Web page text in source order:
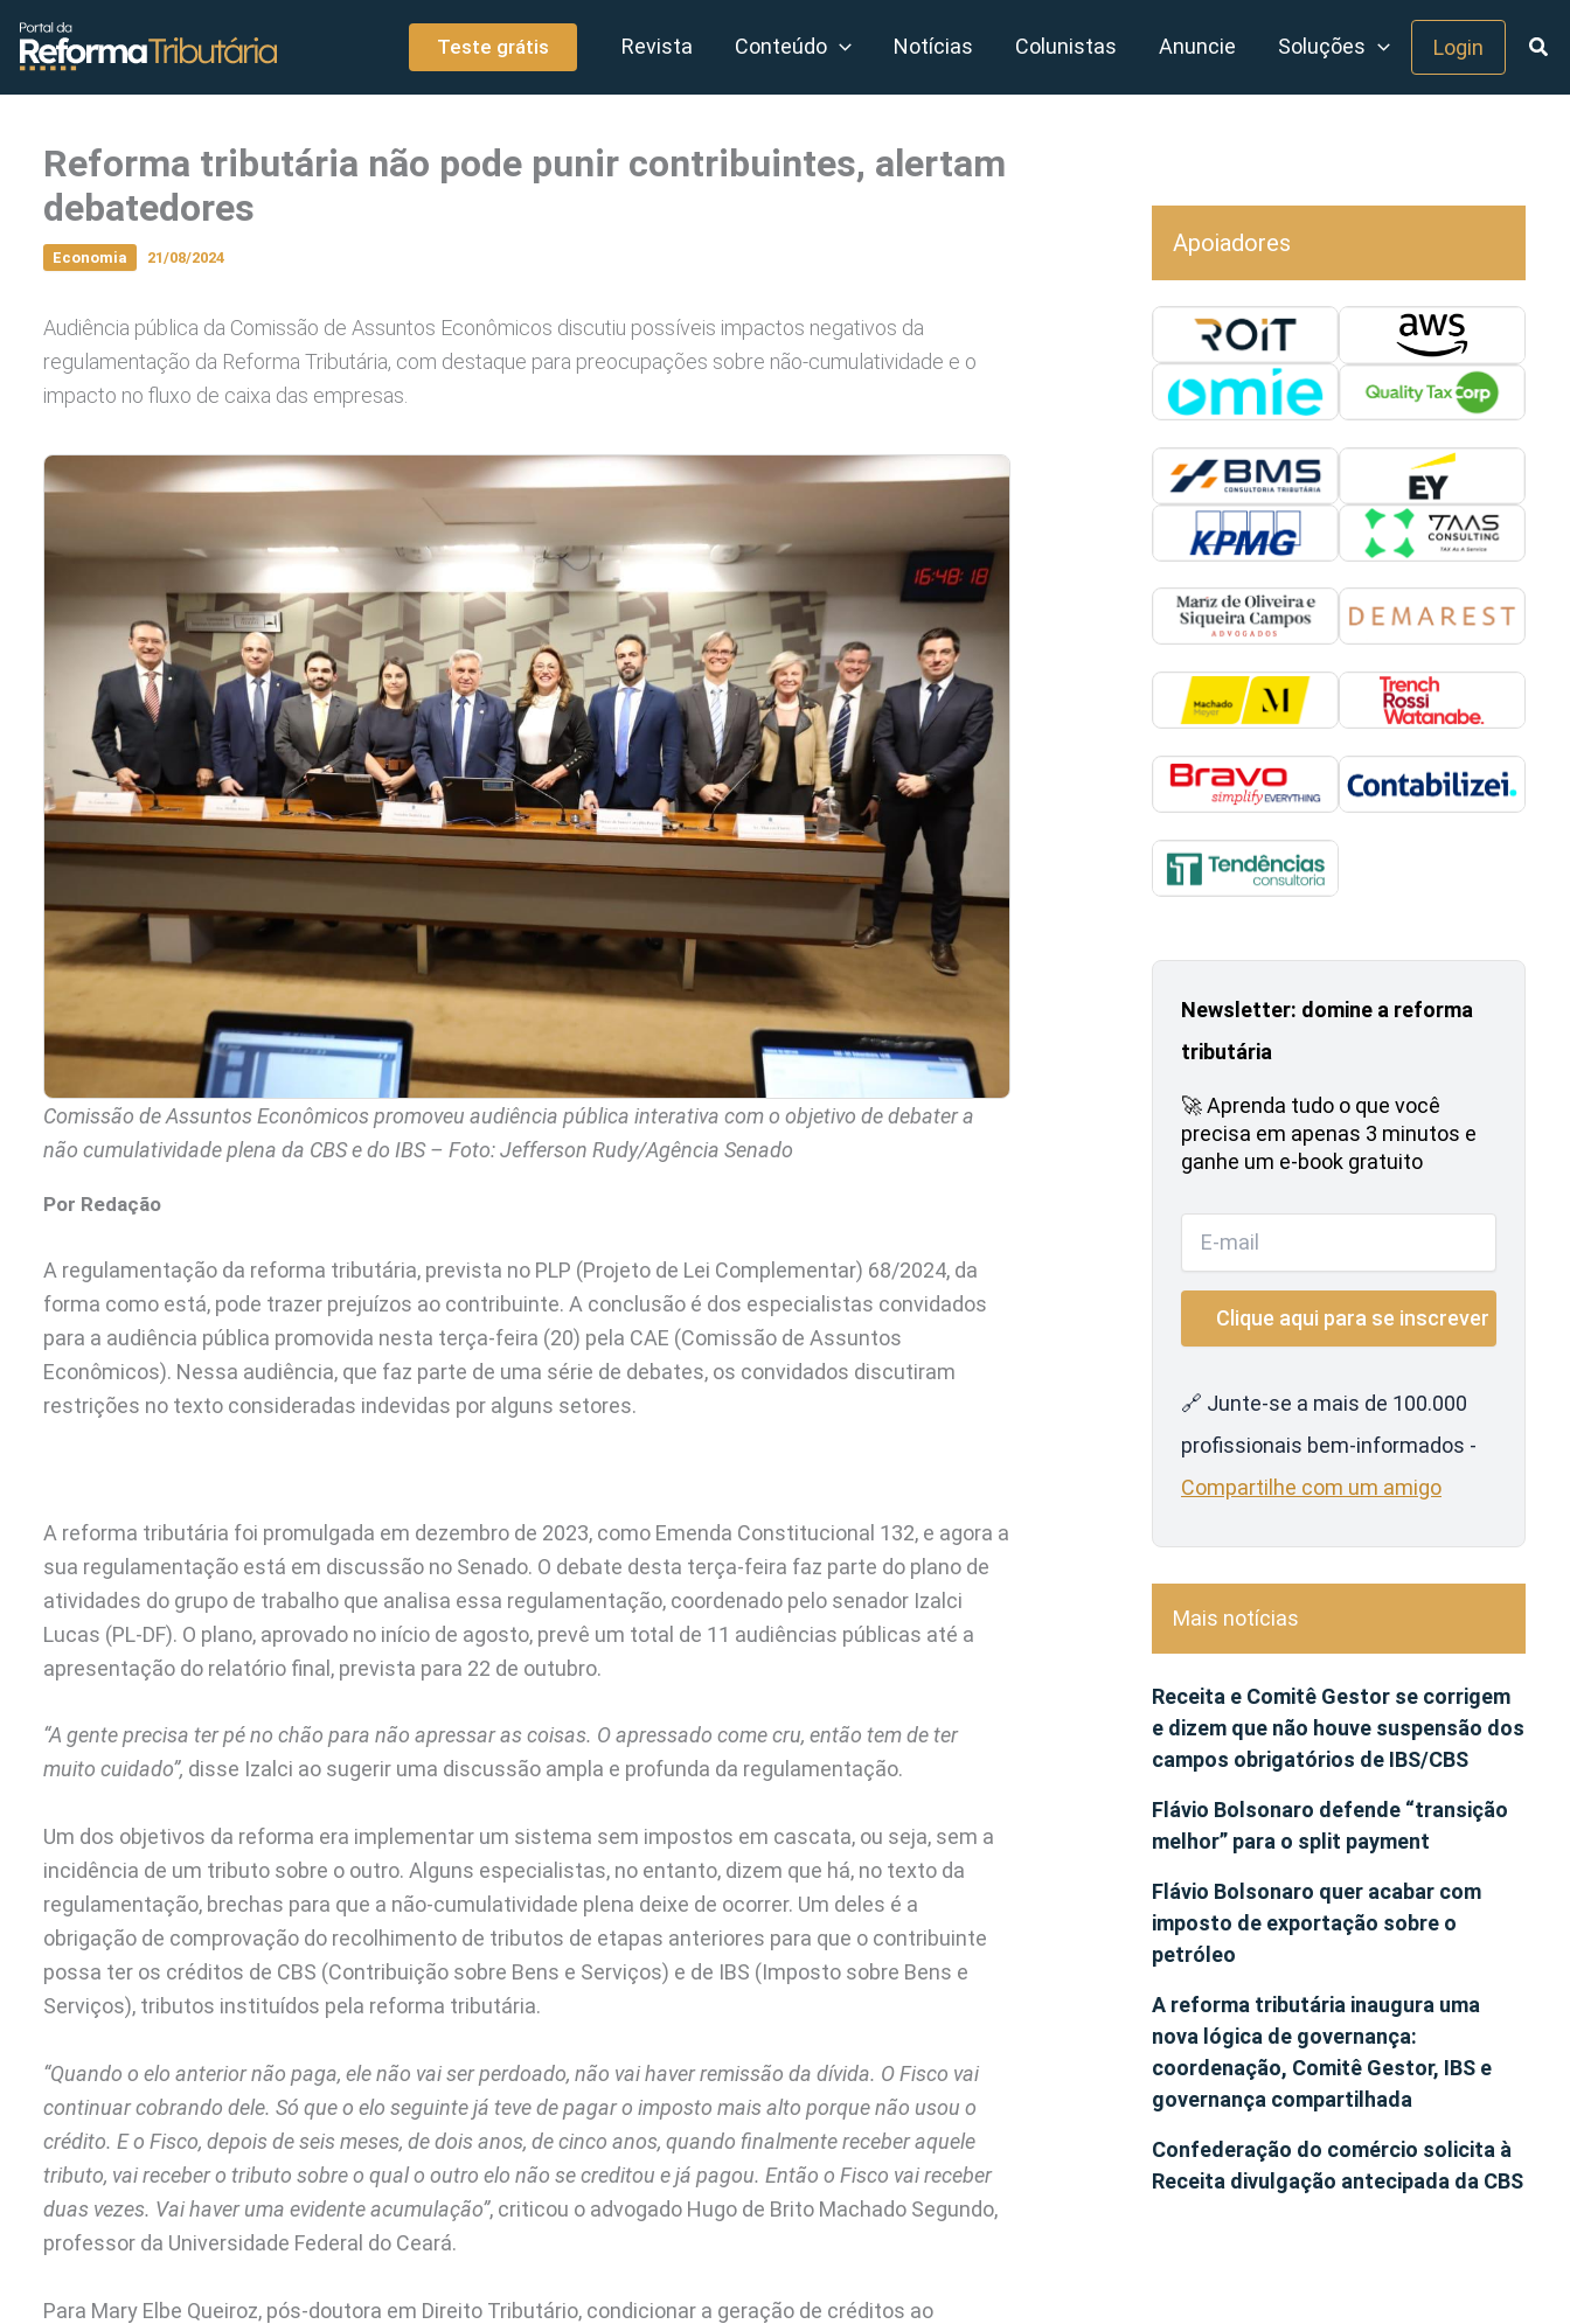
conteúdo
Teste grátis Revista Conteúdo Notícias Colunistas Anuncie Soluções Login
Reforma tributária não pode punir contribuintes, alertam
debatedores
Economia 21/08/2024
Audiência pública da Comissão de Assuntos Econômicos discutiu possíveis impactos negativos da
regulamentação da Reforma Tributária, com destaque para preocupações sobre não-cumulatividade e o
impacto no fluxo de caixa das empresas.
Comissão de Assuntos Econômicos promoveu audiência pública interativa com o objetivo de debater a
não cumulatividade plena da CBS e do IBS – Foto: Jefferson Rudy/Agência Senado
Por Redação
A regulamentação da reforma tributária, prevista no PLP (Projeto de Lei Complementar) 68/2024, da
forma como está, pode trazer prejuízos ao contribuinte. A conclusão é dos especialistas convidados
para a audiência pública promovida nesta terça-feira (20) pela CAE (Comissão de Assuntos
Econômicos). Nessa audiência, que faz parte de uma série de debates, os convidados discutiram
restrições no texto consideradas indevidas por alguns setores.
A reforma tributária foi promulgada em dezembro de 2023, como Emenda Constitucional 132, e agora a
sua regulamentação está em discussão no Senado. O debate desta terça-feira faz parte do plano de
atividades do grupo de trabalho que analisa essa regulamentação, coordenado pelo senador Izalci
Lucas (PL-DF). O plano, aprovado no início de agosto, prevê um total de 11 audiências públicas até a
apresentação do relatório final, prevista para 22 de outubro.
“A gente precisa ter pé no chão para não apressar as coisas. O apressado come cru, então tem de ter
muito cuidado”, disse Izalci ao sugerir uma discussão ampla e profunda da regulamentação.
Um dos objetivos da reforma era implementar um sistema sem impostos em cascata, ou seja, sem a
incidência de um tributo sobre o outro. Alguns especialistas, no entanto, dizem que há, no texto da
regulamentação, brechas para que a não-cumulatividade plena deixe de ocorrer. Um deles é a
obrigação de comprovação do recolhimento de tributos de etapas anteriores para que o contribuinte
possa ter os créditos de CBS (Contribuição sobre Bens e Serviços) e de IBS (Imposto sobre Bens e
Serviços), tributos instituídos pela reforma tributária.
“Quando o elo anterior não paga, ele não vai ser perdoado, não vai haver remissão da dívida. O Fisco vai
continuar cobrando dele. Só que o elo seguinte já teve de pagar o imposto mais alto porque não usou o
crédito. E o Fisco, depois de seis meses, de dois anos, de cinco anos, quando finalmente receber aquele
tributo, vai receber o tributo sobre o qual o outro elo não se creditou e já pagou. Então o Fisco vai receber
duas vezes. Vai haver uma evidente acumulação”, criticou o advogado Hugo de Brito Machado Segundo,
professor da Universidade Federal do Ceará.
Para Mary Elbe Queiroz, pós-doutora em Direito Tributário, condicionar a geração de créditos ao
Apoiadores
Newsletter: domine a reforma
tributária
🚀 Aprenda tudo o que você
precisa em apenas 3 minutos e
ganhe um e-book gratuito
🔗 Junte-se a mais de 100.000
profissionais bem-informados -
Compartilhe com um amigo
Mais notícias
Receita e Comitê Gestor se corrigem
e dizem que não houve suspensão dos
campos obrigatórios de IBS/CBS
Flávio Bolsonaro defende “transição
melhor” para o split payment
Flávio Bolsonaro quer acabar com
imposto de exportação sobre o
petróleo
A reforma tributária inaugura uma
nova lógica de governança:
coordenação, Comitê Gestor, IBS e
governança compartilhada
Confederação do comércio solicita à
Receita divulgação antecipada da CBS